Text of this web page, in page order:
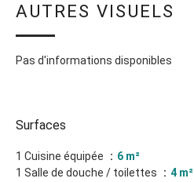
AUTRES VISUELS
Pas d'informations disponibles
Surfaces
1 Cuisine équipée
6 m²
1 Salle de douche / toilettes
4 m²